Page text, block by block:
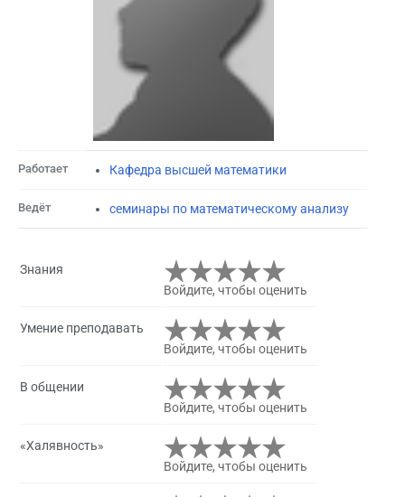
Работает Кафедра высшей математики
Ведёт семинары по математическому анализу
Знания
Войдите, чтобы оценить
Умение преподавать
Войдите, чтобы оценить
В общении
Войдите, чтобы оценить
«Халявность»
Войдите, чтобы оценить